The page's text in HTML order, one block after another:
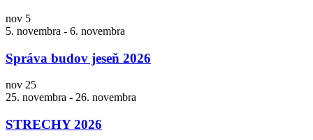
nov 5
5. novembra - 6. novembra
Správa budov jeseň 2026
nov 25
25. novembra - 26. novembra
STRECHY 2026